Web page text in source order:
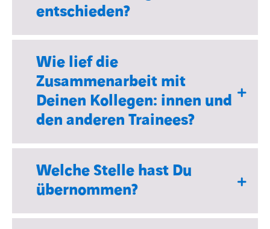
entschieden?
Wie lief die
Zusammenarbeit mit
Deinen Kollegen: innen und
den anderen Trainees?
Welche Stelle hast Du
übernommen?